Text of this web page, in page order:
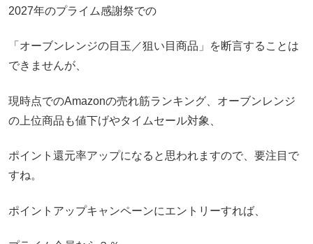
2027年のプライム感謝祭での
「オーブンレンジの目玉／狙い目商品」を断言することは
できませんが、
現時点でのAmazonの売れ筋ランキング、オーブンレンジ
の上位商品も値下げやタイムセール対象、
ポイント還元率アップになると思われますので、要注目で
すね。
ポイントアップキャンペーンにエントリーすれば、